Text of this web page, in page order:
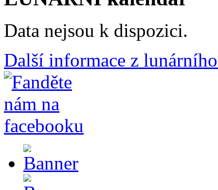
Data nejsou k dispozici.
Další informace z